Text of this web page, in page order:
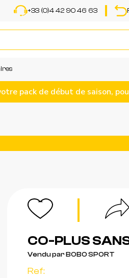
+33 (0)4 42 90 46 63
pack de début de saison,
CO-PLUS
Vendu par BOBO SPORT
Ref: